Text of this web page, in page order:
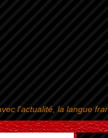
|Aller à la recherche
l'actualité, la langue